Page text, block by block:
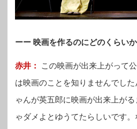
ーー 映画を作るのにどのくらい
赤井：
この映画が出来上がって
は映画のことを知りませんでし
ゃんが英五郎に映画が出来上が
ゃダメよとゆうてたらしいです